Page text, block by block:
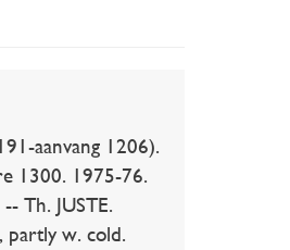
aanvang 1206).
1300. 1975-76.
Th. JUSTE.
partly w. cold.